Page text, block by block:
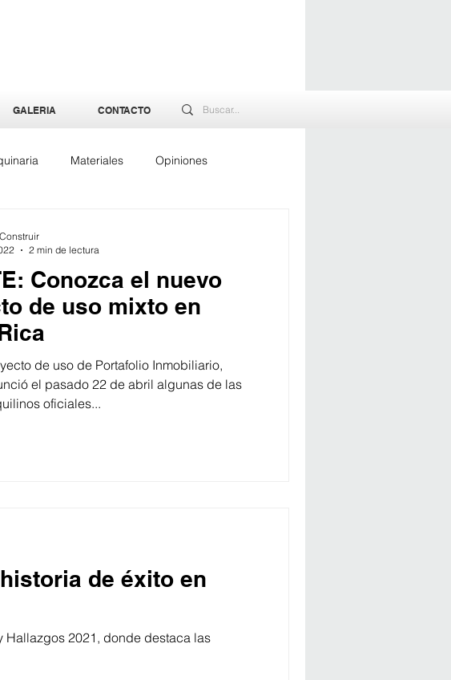
GALERIA CONTACTO
Materiales Opiniones
Conozca el nuevo
de uso mixto en
de uso de Portafolio Inmobiliario,
el pasado 22 de abril algunas de las
oficiales...
2 min de lectura
de éxito en
Hallazgos 2021, donde destaca las